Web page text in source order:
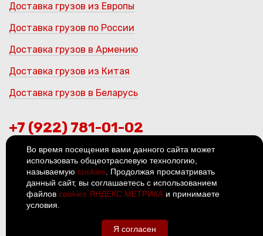
Доставка грузов из Европы
Доставка грузов по России
Доставка грузов в Армению
Доставка грузов из Китая
Доставка грузов в Беларусь
+7 (922) 781-01-02
Ханты-Мансийский автономный
округ — Югра, Нижневартовск,
Югорская улица, 34
© 2026Политика
конфиденциальности
Во время посещения вами данного сайта может
использовать общеотраслевую технологию,
называемую cookies . Продолжая просматривать
данный сайт, вы соглашаетесь с использованием
файлов cookies ЯНДЕКС.МЕТРИКА и принимаете
условия.
Я согласен